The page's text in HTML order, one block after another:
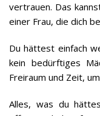
vertrauen. Das
einer Frau, die dich
Du hättest einfach
kein bedürftiges
Freiraum und Zeit,
Alles, was du